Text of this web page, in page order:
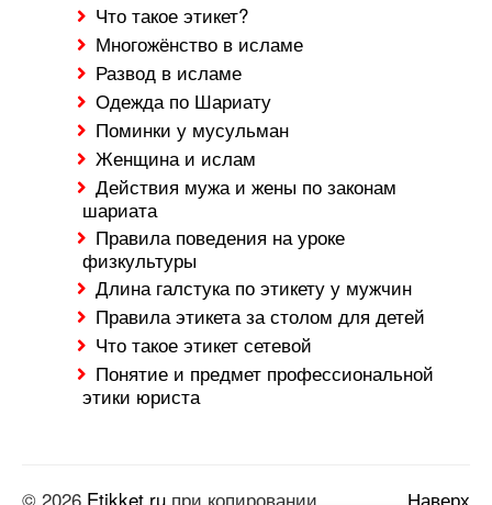
Что такое этикет?
Многожёнство в исламе
Развод в исламе
Одежда по Шариату
Поминки у мусульман
Женщина и ислам
Действия мужа и жены по законам
шариата
Правила поведения на уроке
физкультуры
Длина галстука по этикету у мужчин
Правила этикета за столом для детей
Что такое этикет сетевой
Понятие и предмет профессиональной
этики юриста
Наверх
© 2026 Etikket.ru при копировании